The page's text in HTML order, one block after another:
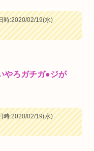
時:2020/02/19(水)
やろガチガ●ジが
時:2020/02/19(水)